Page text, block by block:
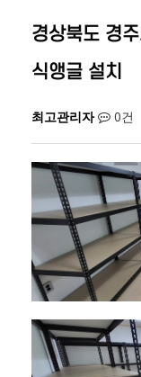
경상북도 경
식앵글 설치
최고관리자 0건